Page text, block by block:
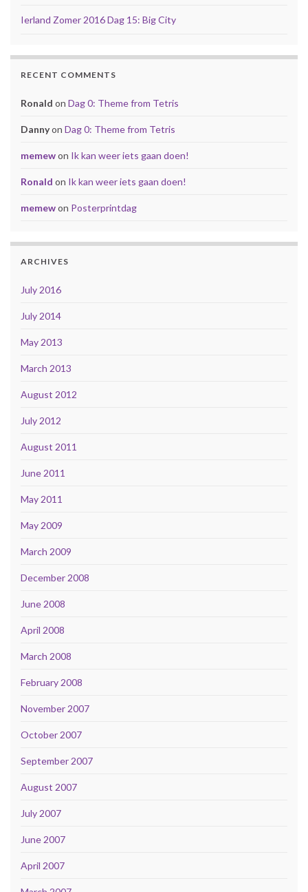
Ierland Zomer 2016 Dag 15: Big City
RECENT COMMENTS
Ronald on Dag 0: Theme from Tetris
Dannyon Dag 0: Theme from Tetris
memewon Ik kan weer iets gaan doen!
Ronald on Ik kan weer iets gaan doen!
memewon Posterprintdag
ARCHIVES
July 2016
July 2014
May 2013
March 2013
August 2012
July 2012
August 2011
June 2011
May 2011
May 2009
March 2009
December 2008
June 2008
April 2008
March 2008
February 2008
November 2007
October 2007
September 2007
August 2007
July 2007
June 2007
April 2007